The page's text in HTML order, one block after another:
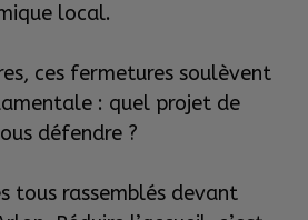
local.
ces fermetures soulèvent
: quel projet de
défendre ?
tous rassemblés devant